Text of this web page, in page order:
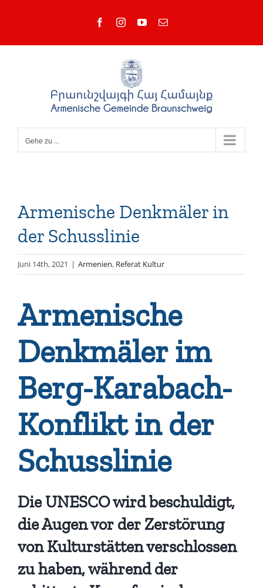
FacebookInstagramYouTube
E-
Gehe zu ...
Armenische Denkmäler in
der Schusslinie
Juni 14th, 2021 | Armenien, Referat Kultur
Armenische
Denkmäler im
Berg-Karabach-
Konflikt in der
Schusslinie
Die UNESCO wird beschuldigt,
die Augen vor der Zerstörung
von Kulturstätten verschlossen
zu haben, während der